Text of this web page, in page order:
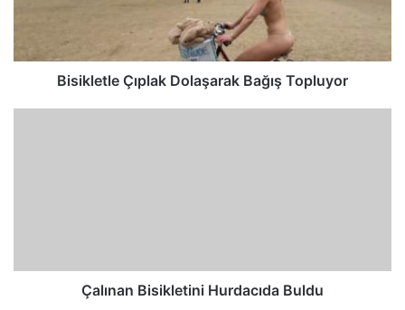
Bisikletle Çıplak Dolaşarak Bağış Topluyor
Çalınan Bisikletini Hurdacıda Buldu